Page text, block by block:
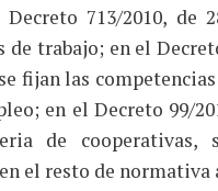
713/2010, de
trabajo; en el
fijan las
en el Decreto 99/
de cooperativas,
el resto de normativa